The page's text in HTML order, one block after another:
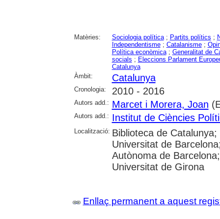
Matèries: Sociologia política; Partits polítics ;
Independentisme; Catalanisme;
Política econòmica; Generalitat de
socials ; Eleccions Parlament
Catalunya
Àmbit:
Catalunya
Cronologia: 2010 - 2016
Autors add.: Marcet i Morera, Joan
Autors add.: Institut de Ciències
Localització: Biblioteca de
Universitat de
Autònoma de
Universitat de Girona
Enllaç permanent a aquest